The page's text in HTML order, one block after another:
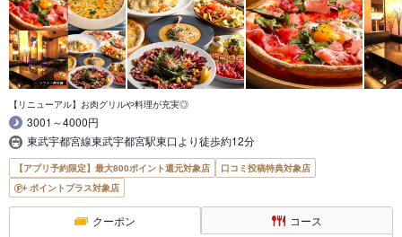
【リニューアル】お肉グリルや料理が充実◎
3001～4000円
東武宇都宮線東武宇都宮駅東口より徒歩約12分
【アプリ予約限定】最大800ポイント還元対象店
口コミ投稿特典対象店
ポイントプラス対象店
クーポン コース